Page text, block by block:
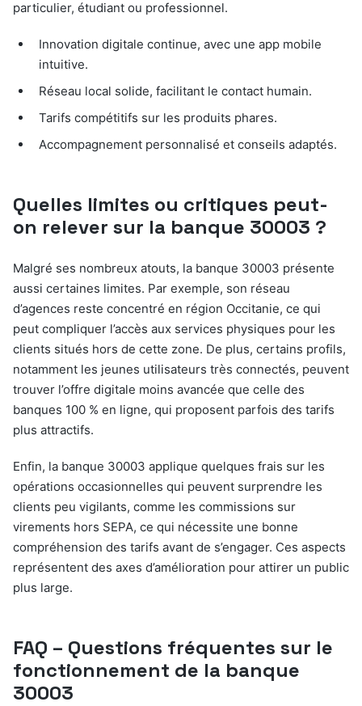
particulier, étudiant ou professionnel.
Innovation digitale continue, avec une app mobile
intuitive.
Réseau local solide, facilitant le contact humain.
Tarifs compétitifs sur les produits phares.
Accompagnement personnalisé et conseils adaptés.
Quelles limites ou critiques peut-
on relever sur la banque 30003 ?
Malgré ses nombreux atouts, la banque 30003 présente
aussi certaines limites. Par exemple, son réseau
d’agences reste concentré en région Occitanie, ce qui
peut compliquer l’accès aux services physiques pour les
clients situés hors de cette zone. De plus, certains profils,
notamment les jeunes utilisateurs très connectés, peuvent
trouver l’offre digitale moins avancée que celle des
banques 100 % en ligne, qui proposent parfois des tarifs
plus attractifs.
Enfin, la banque 30003 applique quelques frais sur les
opérations occasionnelles qui peuvent surprendre les
clients peu vigilants, comme les commissions sur
virements hors SEPA, ce qui nécessite une bonne
compréhension des tarifs avant de s’engager. Ces aspects
représentent des axes d’amélioration pour attirer un public
plus large.
FAQ – Questions fréquentes sur le
fonctionnement de la banque
30003